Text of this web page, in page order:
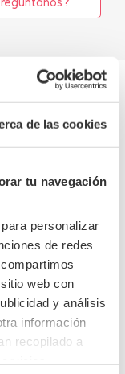
de las cookies
tu navegación
personalizar
de redes
web con
y análisis
información
recopilado a